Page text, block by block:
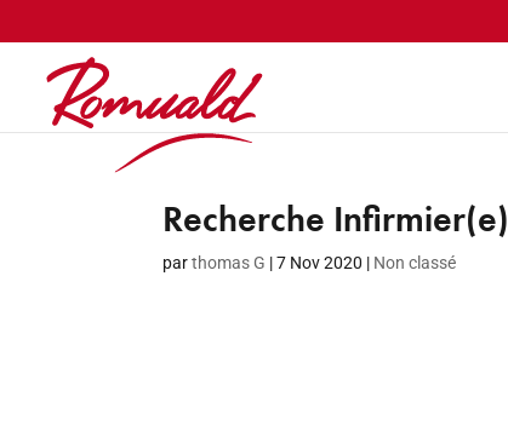
Recherche Infirmier(e)
parthomas G |7 Nov 2020 | Non classé